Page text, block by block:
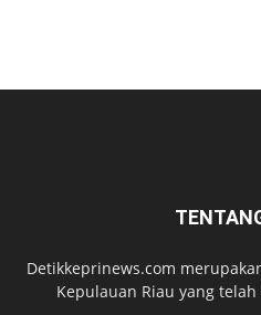
Detikkeprinews.com
Kepulauan Riau yang